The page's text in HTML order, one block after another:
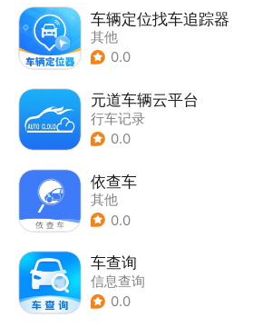
车辆定位找车追踪器
其他
0.0
元道车辆云平台
行车记录
0.0
依查车
其他
0.0
车查询
信息查询
0.0